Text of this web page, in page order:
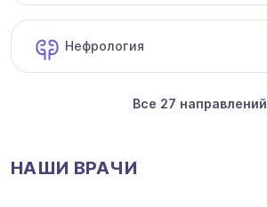
Нефрология
Все 27 направлений
НАШИ ВРАЧИ